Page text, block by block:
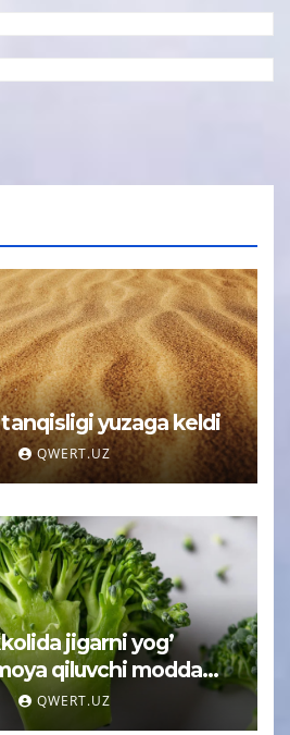
yuzaga keldi
QWERT.UZ
jigarni yog’
qiluvchi modda
QWERT.UZ